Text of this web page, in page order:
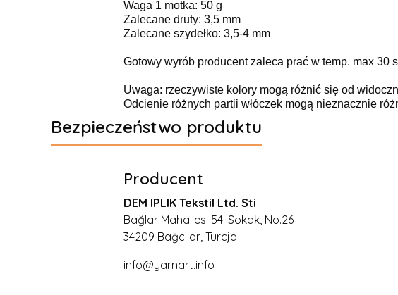
Waga 1 motka: 50 g
Zalecane druty: 3,5 mm
Zalecane szydełko: 3,5-4 mm
Gotowy wyrób producent zaleca prać w temp. max 30
Uwaga: rzeczywiste kolory mogą różnić się od
Odcienie różnych partii włóczek mogą nieznacznie
Bezpieczeństwo produktu
Producent
DEM IPLIK Tekstil Ltd. Sti
Bağlar Mahallesi 54. Sokak, No.26
34209 Bağcılar, Turcja
info@yarnart.info